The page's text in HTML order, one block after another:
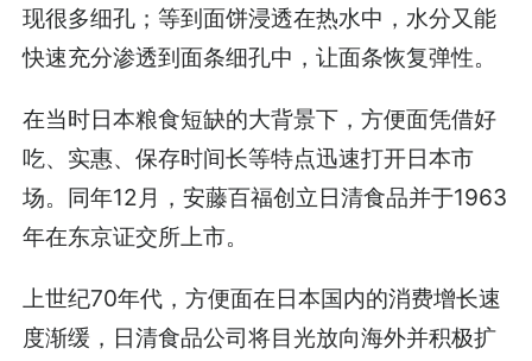
现很多细孔；等到面饼浸透在热水中，水分又能
快速充分渗透到面条细孔中，让面条恢复弹性。
在当时日本粮食短缺的大背景下，方便面凭借好
吃、实惠、保存时间长等特点迅速打开日本市
场。同年12月，安藤百福创立日清食品并于1963
年在东京证交所上市。
上世纪70年代，方便面在日本国内的消费增长速
度渐缓，日清食品公司将目光放向海外并积极扩